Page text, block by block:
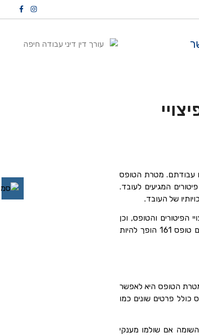
מה שצריך לדעת על טופס 161 ופיצויי
עבודתם. מטרת הטופס
המגיעים לעובד.
של העובד.
בין פיצויי הפיטורים והטופס, וכן
השלכות המיסוי הקשורות לפרישת העובד. בנוסף, נעמוד על הוראות החוק והפסיקה בנוגע למקרים מיוחדים בהם טופס 161 הופך להיות
מטרת הטופס היא לאפשר
כולל פרטים שונים כמו
ומשכר עבודה), תשנ”ג-1993, מעביד מחויב להגיש טופס 161 לפקיד השומה אם שולמו מענקי